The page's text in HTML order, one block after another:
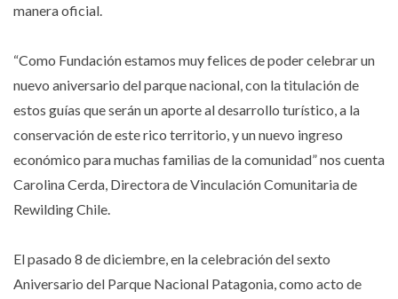
manera oficial.
“Como Fundación estamos muy felices de poder celebrar un
nuevo aniversario del parque nacional, con la titulación de
estos guías que serán un aporte al desarrollo turístico, a la
conservación de este rico territorio, y un nuevo ingreso
económico para muchas familias de la comunidad” nos cuenta
Carolina Cerda, Directora de Vinculación Comunitaria de
Rewilding Chile.
El pasado 8 de diciembre, en la celebración del sexto
Aniversario del Parque Nacional Patagonia, como acto de